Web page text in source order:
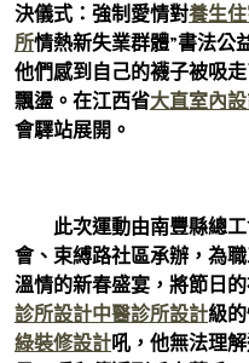
決儀式：強制愛情對養生
所情熱新失業群體”書法公
他們感到自己的襪子被吸
飄盪。在江西省大直室內
會驛站展開。
此次運動由南豐縣總
會、束縛路社區承辦，為
溫情的新春盛宴，將節日
診所設計中醫診所設計級
綠裝修設計吼，他無法理